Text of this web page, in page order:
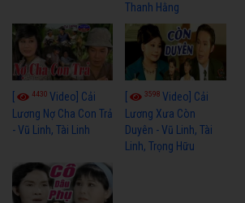
Thanh Hằng
4430 Video] Cải
Lương Nợ Cha Con Trả
- Vũ Linh, Tài Linh
3598Video] Cải
Lương Xưa Còn
Duyên - Vũ Linh, Tài
Linh, Trọng Hữu